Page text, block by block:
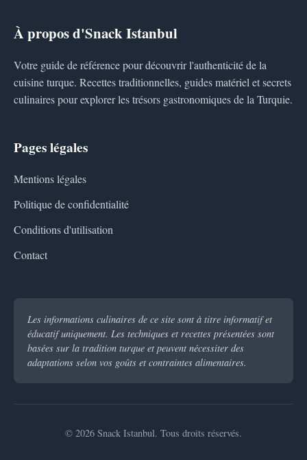
À propos d'Snack Istanbul
Votre guide de référence pour découvrir l'authenticité de la
cuisine turque. Recettes traditionnelles, guides matériel et secrets
culinaires pour explorer les trésors gastronomiques de la Turquie.
Pages légales
Mentions légales
Politique de confidentialité
Conditions d'utilisation
Contact
Les informations culinaires de ce site sont à titre informatif et
éducatif uniquement. Les techniques et recettes présentées sont
basées sur la tradition turque et peuvent nécessiter des
adaptations selon vos goûts et contraintes alimentaires.
© 2026 Snack Istanbul. Tous droits réservés.